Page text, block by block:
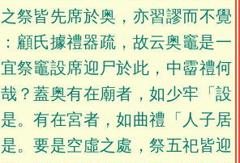
祭皆先席於奥，亦習謬而不覺
：顧氏據禮器疏，故云奥竈是一
祭竈設席迎尸於此，中霤禮何
？蓋奥有在廟者，如少牢「設
。有在宮者，如曲禮「人子居
。要是空虛之處，祭五祀皆迎